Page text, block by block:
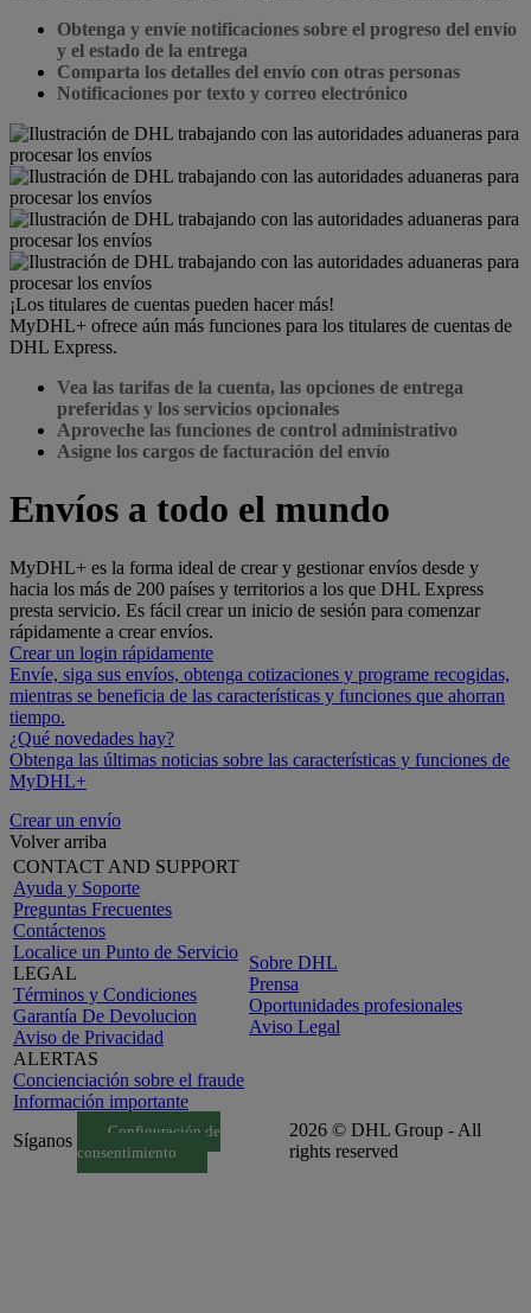
Obtenga y envíe notificaciones sobre el progreso del envío
y el estado de la entrega
Comparta los detalles del envío con otras personas
Notificaciones por texto y correo electrónico
¡Los titulares de cuentas pueden hacer más!
MyDHL+ ofrece aún más funciones para los titulares de cuentas de
DHL Express.
Vea las tarifas de la cuenta, las opciones de entrega
preferidas y los servicios opcionales
Aproveche las funciones de control administrativo
Asigne los cargos de facturación del envío
Envíos a todo el mundo
MyDHL+ es la forma ideal de crear y gestionar envíos desde y
hacia los más de 200 países y territorios a los que DHL Express
presta servicio. Es fácil crear un inicio de sesión para comenzar
rápidamente a crear envíos.
Crear un login rápidamente
Envíe, siga sus envíos, obtenga cotizaciones y programe recogidas,
mientras se beneficia de las características y funciones que ahorran
tiempo.
¿Qué novedades hay?
Obtenga las últimas noticias sobre las características y funciones de
MyDHL+
Crear un envío
Volver arriba
CONTACT AND SUPPORT
Ayuda y Soporte
Preguntas Frecuentes
Contáctenos
Localice un Punto de Servicio
LEGAL
Términos y Condiciones
Garantía De Devolucion
Aviso de Privacidad
ALERTAS
Concienciación sobre el fraude
Información importante
Sobre DHL
Prensa
Oportunidades profesionales
Aviso Legal
Síganos
Configuración de
consentimiento
2026 © DHL Group - All
rights reserved